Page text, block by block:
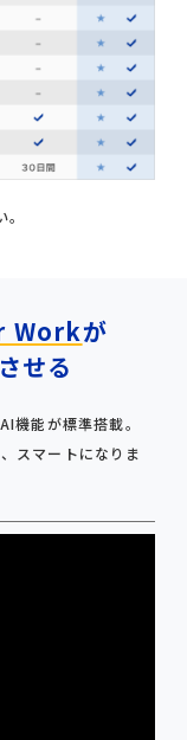
Workが
せる
機能が標準搭載。
スマートになりま